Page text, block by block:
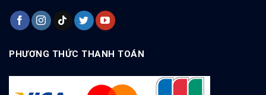
PHƯƠNG THỨC THANH TOÁN